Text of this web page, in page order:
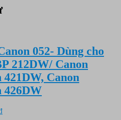
052- Dùng cho
212DW/ Canon
421DW, Canon
426DW
Giá